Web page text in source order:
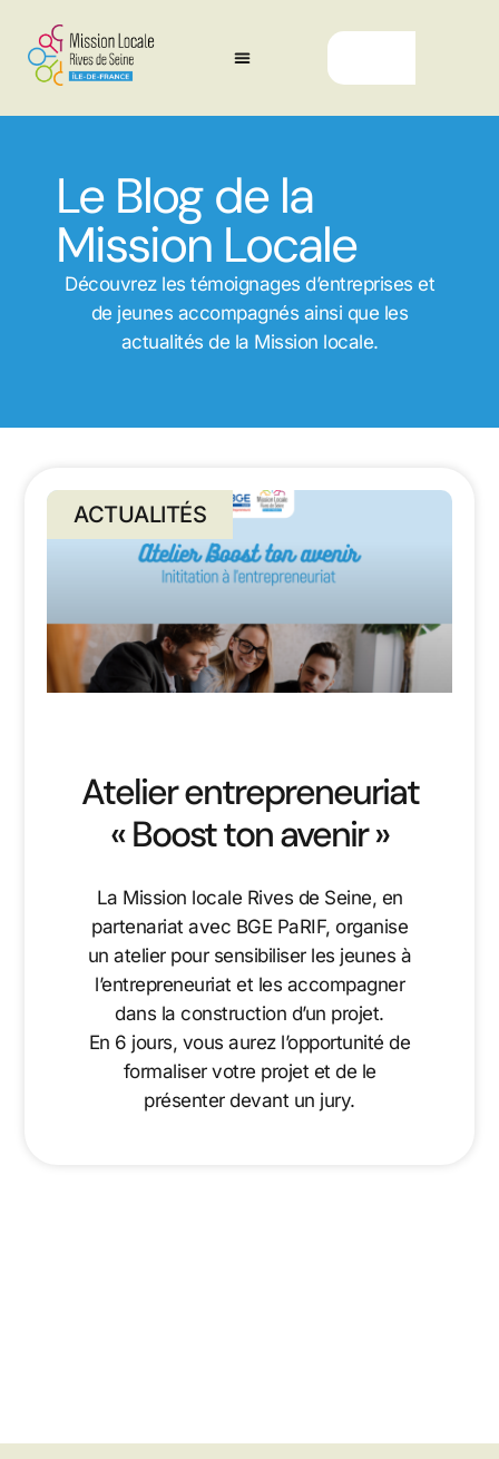
Le Blog de la
Mission Locale
Découvrez les témoignages d’entreprises et
de jeunes accompagnés ainsi que les
actualités de la Mission locale.
ACTUALITÉS
Atelier entrepreneuriat
« Boost ton avenir »
La Mission locale Rives de Seine, en
partenariat avec BGE PaRIF, organise
un atelier pour sensibiliser les jeunes à
l’entrepreneuriat et les accompagner
dans la construction d’un projet.
En 6 jours, vous aurez l’opportunité de
formaliser votre projet et de le
présenter devant un jury.